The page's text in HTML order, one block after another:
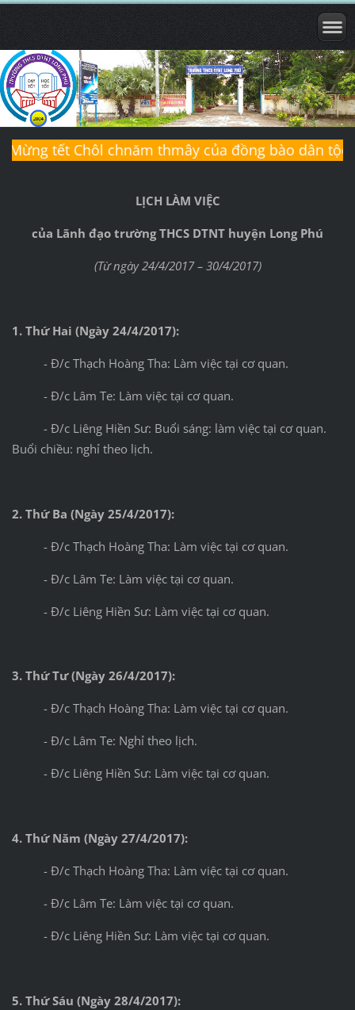
tết Chôl chnăm thmây của đồng bào dân tộc
LỊCH LÀM VIỆC
của Lãnh đạo trường THCS DTNT huyện Long Phú
(Từ ngày 24/4/2017 – 30/4/2017)
1. Thứ Hai (Ngày 24/4/2017):
- Đ/c Thạch Hoàng Tha: Làm việc tại cơ quan.
- Đ/c Lâm Te: Làm việc tại cơ quan.
- Đ/c Liêng Hiền Sư: Buổi sáng: làm việc tại cơ quan.
Buổi chiều: nghỉ theo lịch.
2. Thứ Ba (Ngày 25/4/2017):
- Đ/c Thạch Hoàng Tha: Làm việc tại cơ quan.
- Đ/c Lâm Te: Làm việc tại cơ quan.
- Đ/c Liêng Hiền Sư: Làm việc tại cơ quan.
3. Thứ Tư (Ngày 26/4/2017):
- Đ/c Thạch Hoàng Tha: Làm việc tại cơ quan.
- Đ/c Lâm Te: Nghỉ theo lịch.
- Đ/c Liêng Hiền Sư: Làm việc tại cơ quan.
4. Thứ Năm (Ngày 27/4/2017):
- Đ/c Thạch Hoàng Tha: Làm việc tại cơ quan.
- Đ/c Lâm Te: Làm việc tại cơ quan.
- Đ/c Liêng Hiền Sư: Làm việc tại cơ quan.
5. Thứ Sáu (Ngày 28/4/2017):